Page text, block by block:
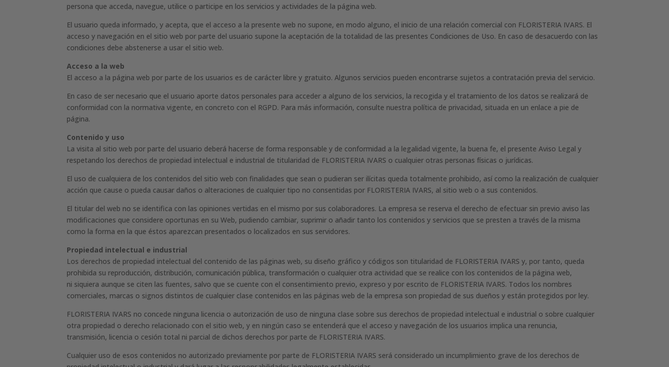
persona que acceda, navegue, utilice o participe en los servicios y actividades de la página web.
El usuario queda informado, y acepta, que el acceso a la presente web no supone, en modo alguno, el inicio de una relación comercial con FLORISTERIA IVARS. El
acceso y navegación en el sitio web por parte del usuario supone la aceptación de la totalidad de las presentes Condiciones de Uso. En caso de desacuerdo con las
condiciones debe abstenerse a usar el sitio web.
Acceso a la web
El acceso a la página web por parte de los usuarios es de carácter libre y gratuito. Algunos servicios pueden encontrarse sujetos a contratación previa del servicio.
En caso de ser necesario que el usuario aporte datos personales para acceder a alguno de los servicios, la recogida y el tratamiento de los datos se realizará de
conformidad con la normativa vigente, en concreto con el RGPD. Para más información, consulte nuestra política de privacidad, situada en un enlace a pie de
página.
Contenido y uso
La visita al sitio web por parte del usuario deberá hacerse de forma responsable y de conformidad a la legalidad vigente, la buena fe, el presente Aviso Legal y
respetando los derechos de propiedad intelectual e industrial de titularidad de FLORISTERIA IVARS o cualquier otras personas físicas o jurídicas.
El uso de cualquiera de los contenidos del sitio web con finalidades que sean o pudieran ser ilícitas queda totalmente prohibido, así como la realización de cualquier
acción que cause o pueda causar daños o alteraciones de cualquier tipo no consentidas por FLORISTERIA IVARS, al sitio web o a sus contenidos.
El titular del web no se identifica con las opiniones vertidas en el mismo por sus colaboradores. La empresa se reserva el derecho de efectuar sin previo aviso las
modificaciones que considere oportunas en su Web, pudiendo cambiar, suprimir o añadir tanto los contenidos y servicios que se presten a través de la misma
como la forma en la que éstos aparezcan presentados o localizados en sus servidores.
Propiedad intelectual e industrial
Los derechos de propiedad intelectual del contenido de las páginas web, su diseño gráfico y códigos son titularidad de FLORISTERIA IVARS y, por tanto, queda
prohibida su reproducción, distribución, comunicación pública, transformación o cualquier otra actividad que se realice con los contenidos de la página web,
ni siquiera aunque se citen las fuentes, salvo que se cuente con el consentimiento previo, expreso y por escrito de FLORISTERIA IVARS. Todos los nombres
comerciales, marcas o signos distintos de cualquier clase contenidos en las páginas web de la empresa son propiedad de sus dueños y están protegidos por ley.
FLORISTERIA IVARS no concede ninguna licencia o autorización de uso de ninguna clase sobre sus derechos de propiedad intelectual e industrial o sobre cualquier
otra propiedad o derecho relacionado con el sitio web, y en ningún caso se entenderá que el acceso y navegación de los usuarios implica una renuncia,
transmisión, licencia o cesión total ni parcial de dichos derechos por parte de FLORISTERIA IVARS.
Cualquier uso de esos contenidos no autorizado previamente por parte de FLORISTERIA IVARS será considerado un incumplimiento grave de los derechos de